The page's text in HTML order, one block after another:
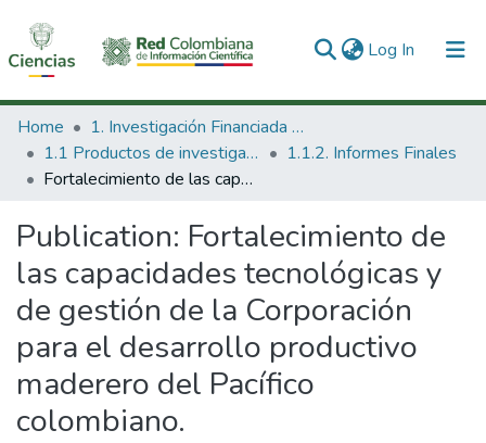
Log In (current)
Communities & Collections
All of DSpace
Home
1. Investigación Financiada con Recursos Públicos
1.1 Productos de investigación
1.1.2. Informes Finales
Fortalecimiento de las capacidades tecnológicas y de gestión de la Corporación para el desarrollo productivo maderero del Pacífico colombiano.
Publication: Fortalecimiento de
las capacidades tecnológicas y
de gestión de la Corporación
para el desarrollo productivo
maderero del Pacífico
colombiano.